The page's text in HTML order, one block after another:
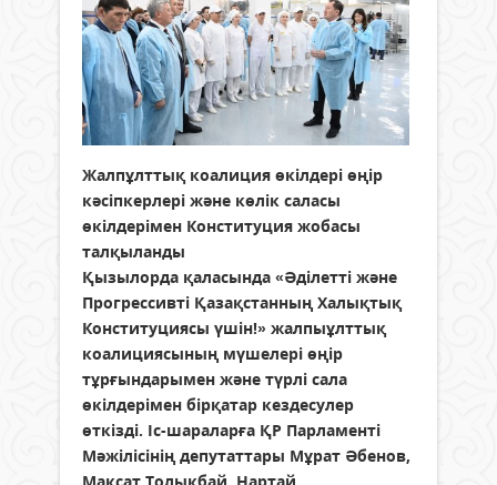
Жалпұлттық коалиция өкілдері өңір
кәсіпкерлері және көлік саласы
өкілдерімен Конституция жобасы
талқыланды
Қызылорда қаласында «Әділетті және
Прогрессивті Қазақстанның Халықтық
Конституциясы үшін!» жалпыұлттық
коалициясының мүшелері өңір
тұрғындарымен және түрлі сала
өкілдерімен бірқатар кездесулер
өткізді. Іс-шараларға ҚР Парламенті
Мәжілісінің депутаттары Мұрат Әбенов,